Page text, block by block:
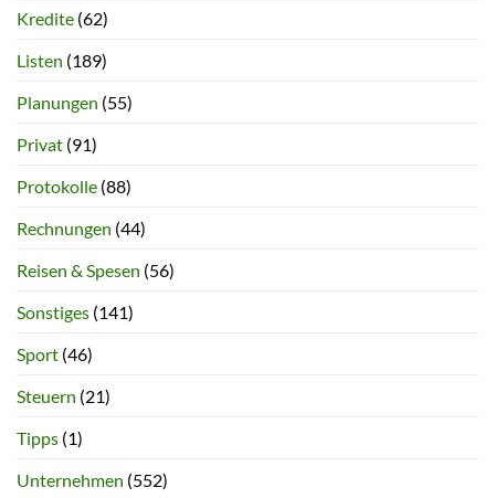
Kredite (62)
Listen (189)
Planungen (55)
Privat (91)
Protokolle (88)
Rechnungen (44)
Reisen & Spesen (56)
Sonstiges (141)
Sport (46)
Steuern (21)
Tipps (1)
Unternehmen (552)